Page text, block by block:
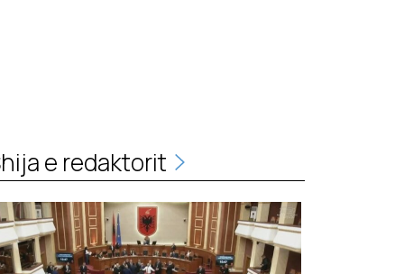
e redaktorit